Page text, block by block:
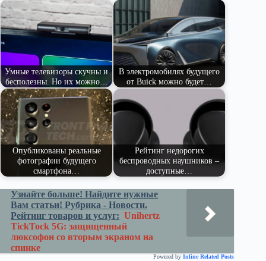
ss
ni
ki
t
pp
m
r
ви
ть
Умные телевизоры скучны и
бесполезны. Но их можно…
В электромобилях будущего
от Buick можно будет…
Опубликованы реальные
фотографии будущего
смартфона…
Рейтинг недорогих
беспроводных наушников –
доступные…
Узнайте больше! Найдите нужные
Вам статьи! Рубрика - Новости.
Рейтинг товаров и услуг: Unihertz
TickTock 5G: защищенный
люксофон со вторым экраном на
спинке
Powered by Inline Related Posts